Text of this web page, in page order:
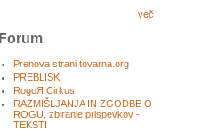
več
Forum
Prenova strani tovarna.org
PREBLISK
RogoЯ Cirkus
RAZMIŠLJANJA IN ZGODBE O
ROGU, zbiranje prispevkov -
TEKSTI